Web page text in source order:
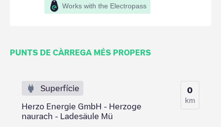
Works with the Electropass
PUNTS DE CÀRREGA MÉS PROPERS
Superfície
Herzo Energie GmbH - Herzoge
naurach - Ladesäule Mü
0
km